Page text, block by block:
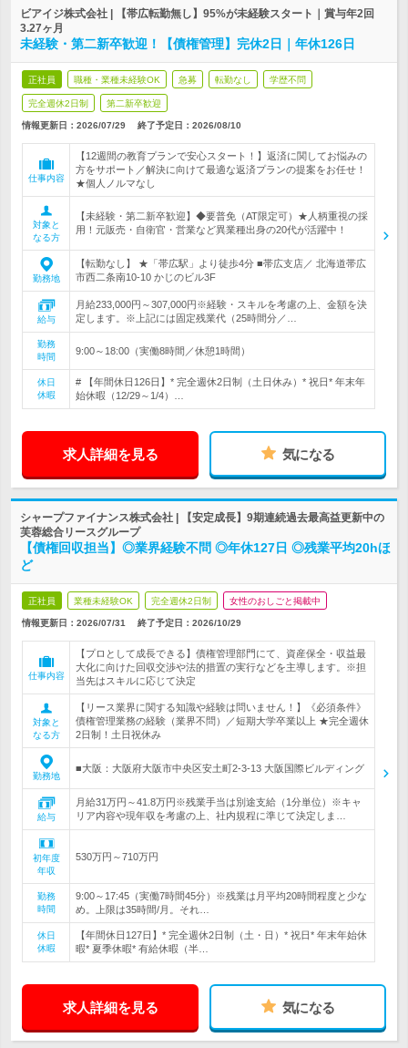
ビアイジ株式会社 | 【帯広転勤無し】95%が未経験スタート｜賞与年2回
3.27ヶ月
未経験・第二新卒歓迎！【債権管理】完休2日｜年休126日
正社員 職種・業種未経験OK 急募 転勤なし 学歴不問
完全週休2日制 第二新卒歓迎
情報更新日：2026/07/29 終了予定日： 2026/08/10
仕事内容
【12週間の教育プランで安心スタート！】返済に関してお悩みの
方をサポート／解決に向けて最適な返済プランの提案をお任せ！
★個人ノルマなし
対象と
なる方
【未経験・第二新卒歓迎】◆要普免（AT限定可）★人柄重視の採
用！元販売・自衛官・営業など異業種出身の20代が活躍中！
勤務地
【転勤なし】 ★「帯広駅」より徒歩4分 ■帯広支店／ 北海道帯広
市西二条南10-10 かじのビル3F
給与
月給233,000円～307,000円※経験・スキルを考慮の上、金額を決
定します。※上記には固定残業代（25時間分／…
勤務
時間
9:00～18:00（実働8時間／休憩1時間）
休日
休暇
# 【年間休日126日】* 完全週休2日制（土日休み）* 祝日* 年末年
始休暇（12/29～1/4）…
求人詳細を見る 気になる
シャープファイナンス株式会社 | 【安定成長】9期連続過去最高益更新中の
芙蓉総合リースグループ
【債権回収担当】◎業界経験不問 ◎年休127日 ◎残業平均20hほ
ど
正社員 業種未経験OK 完全週休2日制 女性のおしごと掲載中
情報更新日：2026/07/31 終了予定日： 2026/10/29
仕事内容
【プロとして成長できる】債権管理部門にて、資産保全・収益最
大化に向けた回収交渉や法的措置の実行などを主導します。※担
当先はスキルに応じて決定
対象と
なる方
【リース業界に関する知識や経験は問いません！】《必須条件》
債権管理業務の経験（業界不問）／短期大学卒業以上 ★完全週休
2日制！土日祝休み
勤務地
■大阪：大阪府大阪市中央区安土町2-3-13 大阪国際ビルディング
給与
月給31万円～41.8万円※残業手当は別途支給（1分単位）※キャ
リア内容や現年収を考慮の上、社内規程に準じて決定しま…
初年度
年収
530万円～710万円
勤務
時間
9:00～17:45（実働7時間45分）※残業は月平均20時間程度と少な
め。上限は35時間/月。それ…
休日
休暇
【年間休日127日】* 完全週休2日制（土・日）* 祝日* 年末年始休
暇* 夏季休暇* 有給休暇（半…
求人詳細を見る 気になる